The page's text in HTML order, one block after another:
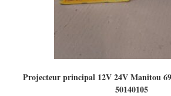
Projecteur principal 12V 24V Manitou
50140105